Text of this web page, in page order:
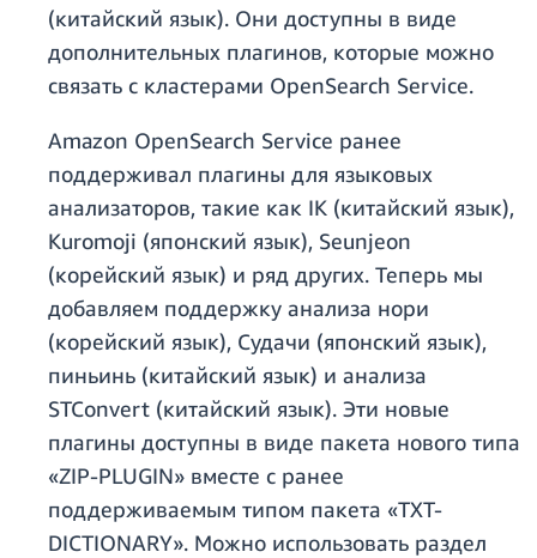
(китайский язык). Они доступны в виде
дополнительных плагинов, которые можно
связать с кластерами OpenSearch Service.
Amazon OpenSearch Service ранее
поддерживал плагины для языковых
анализаторов, такие как IK (китайский язык),
Kuromoji (японский язык), Seunjeon
(корейский язык) и ряд других. Теперь мы
добавляем поддержку анализа нори
(корейский язык), Судачи (японский язык),
пиньинь (китайский язык) и анализа
STConvert (китайский язык). Эти новые
плагины доступны в виде пакета нового типа
«ZIP-PLUGIN» вместе с ранее
поддерживаемым типом пакета «TXT-
DICTIONARY». Можно использовать раздел